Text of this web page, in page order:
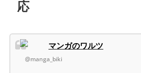
応
マンガのワルツ
@manga_biki